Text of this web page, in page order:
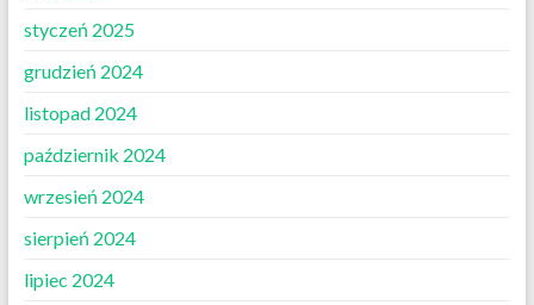
styczeń 2025
grudzień 2024
listopad 2024
październik 2024
wrzesień 2024
sierpień 2024
lipiec 2024